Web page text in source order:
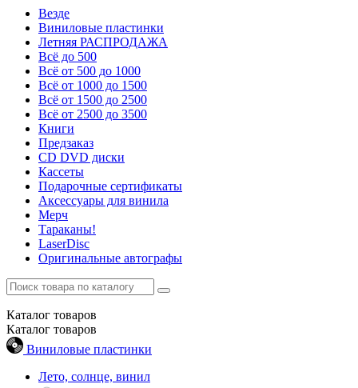
Везде
Виниловые пластинки
Летняя РАСПРОДАЖА
Всё до 500
Всё от 500 до 1000
Всё от 1000 до 1500
Всё от 1500 до 2500
Всё от 2500 до 3500
Книги
Предзаказ
CD DVD диски
Кассеты
Подарочные сертификаты
Аксессуары для винила
Мерч
Тараканы!
LaserDisc
Оригинальные автографы
Каталог товаров
Каталог товаров
Виниловые пластинки
Лето, солнце, винил